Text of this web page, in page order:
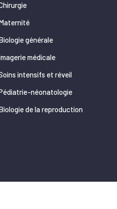
générale
médicale
intensifs et réveil
néonatologie
de la reproduction